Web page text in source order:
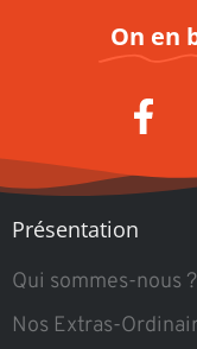
On en
Présentation
Qui sommes-nous ?
Nos Extras-